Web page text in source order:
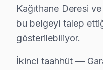
Finlux TV Teknik
Finlux
Finlux TV Teknik
Kağıthane Deresi
bu belgeyi talep
gösterilebiliyor.
İkinci taahhüt —